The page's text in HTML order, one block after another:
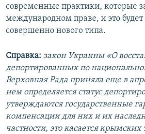
современные практики, которые
международном праве, и это
совершенно нового типа.
Справка: закон Украины «О
депортированных по
Верховная Рада приняла еще в
нем определяется статус
утверждаются государственные
компенсации для них и их
частности, это касается крымских